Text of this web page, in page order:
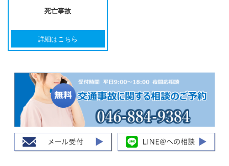
死亡事故
詳細はこちら